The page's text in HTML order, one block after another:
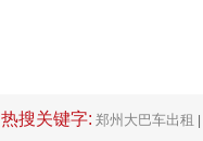
热搜关键字: 郑州大巴车出租 |